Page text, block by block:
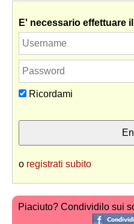
E' necessario effettuare
Ricordami
o registrati subito
Piaciuto? Condividilo sui